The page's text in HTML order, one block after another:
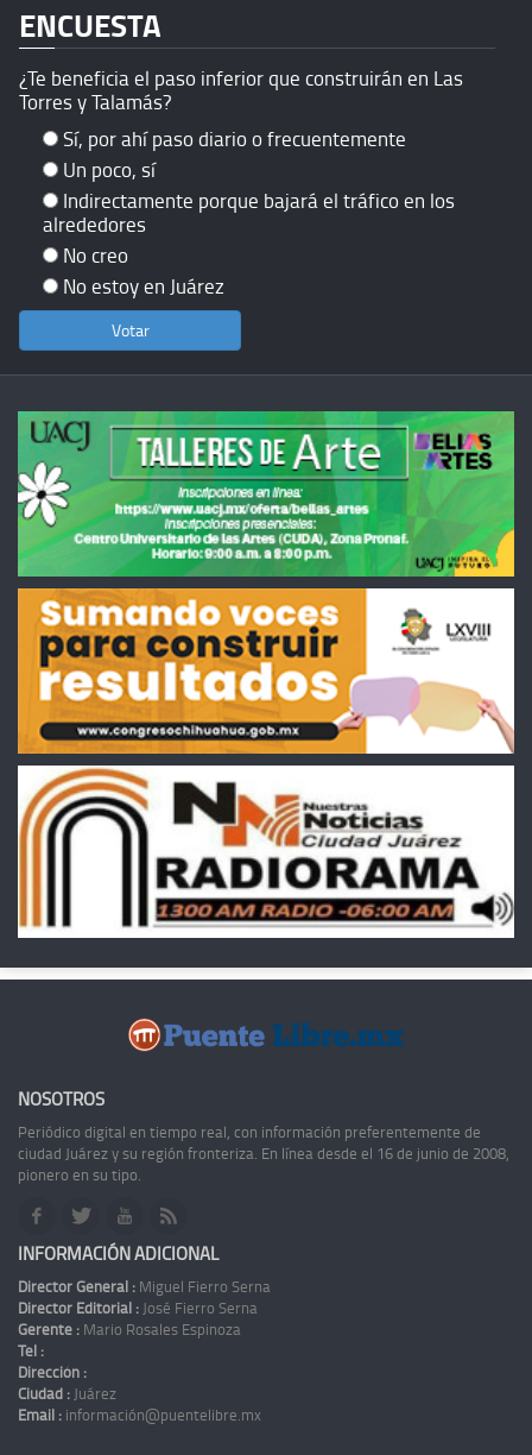
ENCUESTA
¿Te beneficia el paso inferior que construirán en Las
Torres y Talamás?
Sí, por ahí paso diario o frecuentemente
Un poco, sí
Indirectamente porque bajará el tráfico en los
alrededores
No creo
No estoy en Juárez
NOSOTROS
Periódico digital en tiempo real, con información preferentemente de
ciudad Juárez y su región fronteriza. En línea desde el 16 de junio de 2008,
pionero en su tipo.
INFORMACIÓN ADICIONAL
Director General : Miguel Fierro Serna
Director Editorial : José Fierro Serna
Gerente : Mario Rosales Espinoza
Tel :
Dirección :
Ciudad : Juárez
Email : información@puentelibre.mx